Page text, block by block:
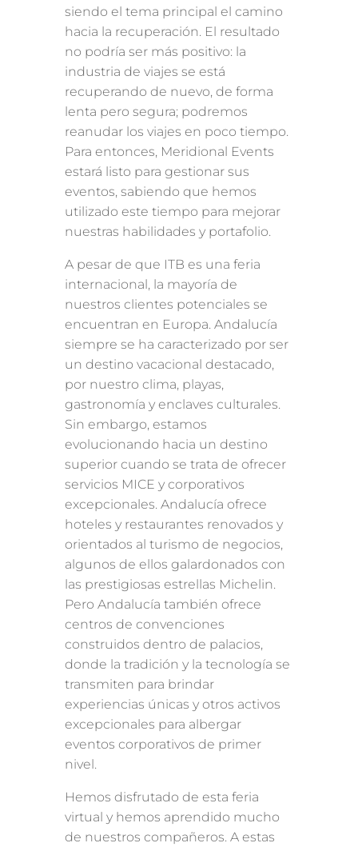
siendo el tema principal el camino
hacia la recuperación. El resultado
no podría ser más positivo: la
industria de viajes se está
recuperando de nuevo, de forma
lenta pero segura; podremos
reanudar los viajes en poco tiempo.
Para entonces, Meridional Events
estará listo para gestionar sus
eventos, sabiendo que hemos
utilizado este tiempo para mejorar
nuestras habilidades y portafolio.
A pesar de que ITB es una feria
internacional, la mayoría de
nuestros clientes potenciales se
encuentran en Europa. Andalucía
siempre se ha caracterizado por ser
un destino vacacional destacado,
por nuestro clima, playas,
gastronomía y enclaves culturales.
Sin embargo, estamos
evolucionando hacia un destino
superior cuando se trata de ofrecer
servicios MICE y corporativos
excepcionales. Andalucía ofrece
hoteles y restaurantes renovados y
orientados al turismo de negocios,
algunos de ellos galardonados con
las prestigiosas estrellas Michelin.
Pero Andalucía también ofrece
centros de convenciones
construidos dentro de palacios,
donde la tradición y la tecnología se
transmiten para brindar
experiencias únicas y otros activos
excepcionales para albergar
eventos corporativos de primer
nivel.
Hemos disfrutado de esta feria
virtual y hemos aprendido mucho
de nuestros compañeros. A estas